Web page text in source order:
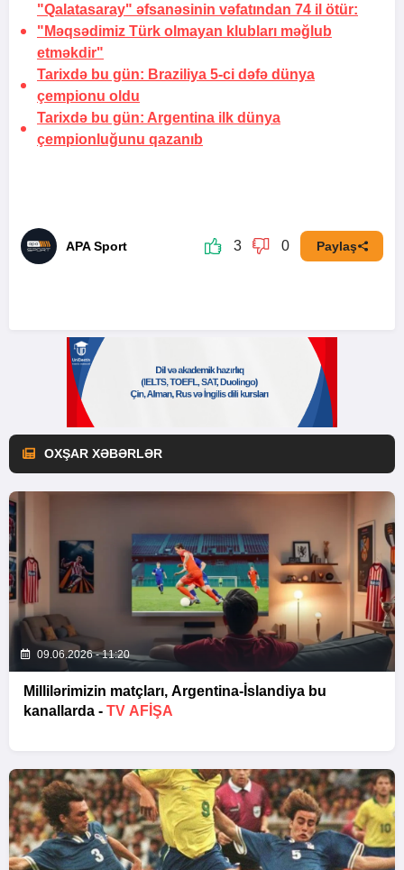
"Qalatasaray" əfsanəsinin vəfatından 74 il ötür:
"Məqsədimiz Türk olmayan klubları məğlub
etməkdir"
Tarixdə bu gün: Braziliya 5-ci dəfə dünya
çempionu oldu
Tarixdə bu gün: Argentina ilk dünya
çempionluğunu qazanıb
APA Sport 3 0 Paylaş
OXŞAR XƏBƏRLƏR
09.06.2026 - 11:20
Millilərimizin matçları, Argentina-İslandiya bu
kanallarda - TV AFİŞA